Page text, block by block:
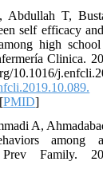
Abdullah T,
self efficacy
among high
Clinica.
10.1016/
] [PMID
A,
among
Family.